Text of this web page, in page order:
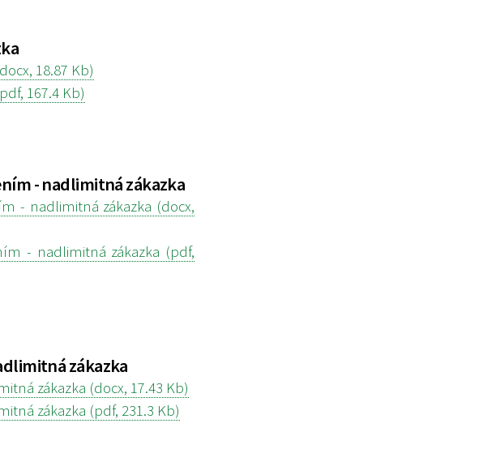
18.87 Kb)
167.4 Kb)
- nadlimitná zákazka
- nadlimitná zákazka (docx,
- nadlimitná zákazka (pdf,
zákazka
zákazka (docx, 17.43 Kb)
zákazka (pdf, 231.3 Kb)